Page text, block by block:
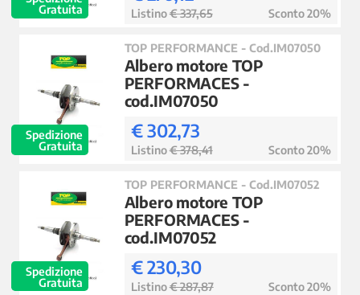
Gratuita Listino€ 337,65 Sconto 20%
Spedizione
Gratuita
TOP PERFORMANCE - Cod.IM07050
Albero motore TOP
PERFORMACES -
cod.IM07050
€ 302,73
Listino€ 378,41 Sconto 20%
Spedizione
Gratuita
TOP PERFORMANCE - Cod.IM07052
Albero motore TOP
PERFORMACES -
cod.IM07052
€ 230,30
Listino€ 287,87 Sconto 20%